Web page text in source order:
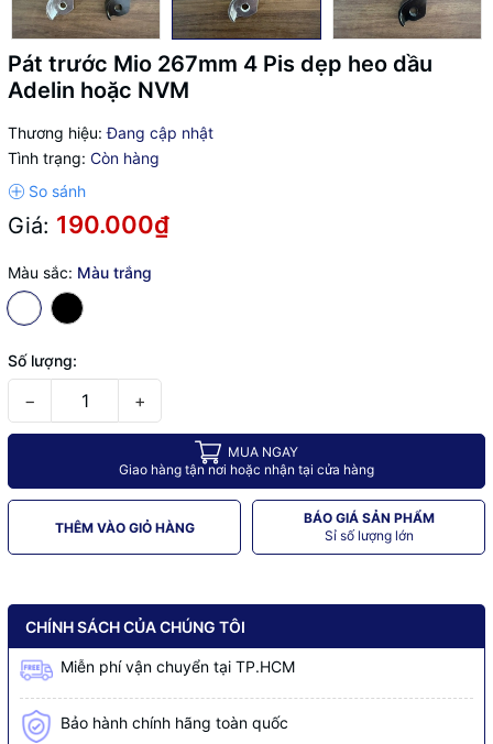
Pát trước Mio 267mm 4 Pis dẹp heo dầu
Adelin hoặc NVM
Thương hiệu: Đang cập nhật
Tình trạng: Còn hàng
Giá: 190.000₫
Màu sắc: Màu trắng
Số lượng:
− +
MUA NGAY
Giao hàng tận nơi hoặc nhận tại cửa hàng
THÊM VÀO GIỎ HÀNG
BÁO GIÁ SẢN PHẨM
Sỉ số lượng lớn
CHÍNH SÁCH CỦA CHÚNG TÔI
Miễn phí vận chuyển tại TP.HCM
Bảo hành chính hãng toàn quốc